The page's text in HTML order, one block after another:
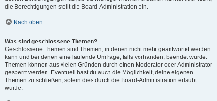
die Berechtigungen stellt die Board-Administration ein.
Nach oben
Was sind geschlossene Themen?
Geschlossene Themen sind Themen, in denen nicht mehr geantwortet werden
kann und bei denen eine laufende Umfrage, falls vorhanden, beendet wurde.
Themen können aus vielen Gründen durch einen Moderator oder Administrator
gesperrt werden. Eventuell hast du auch die Möglichkeit, deine eigenen
Themen zu schließen, sofern dies durch die Board-Administration erlaubt
wurde.